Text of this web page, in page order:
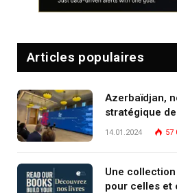
Articles populaires
Azerbaïdjan,
stratégique
14.01.2024 57
Une
pour celles et